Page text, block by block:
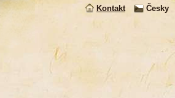
Kontakt Česky